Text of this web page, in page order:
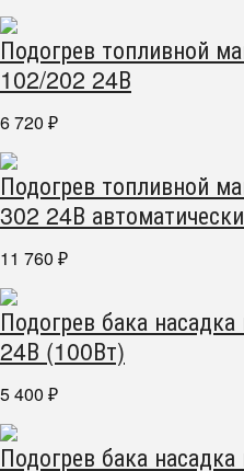
Подогрев топливной
102/202 24В
6 720 ₽
Подогрев топливной
302 24В
11 760 ₽
Подогрев бака
24В (100Вт)
5 400 ₽
Подогрев бака